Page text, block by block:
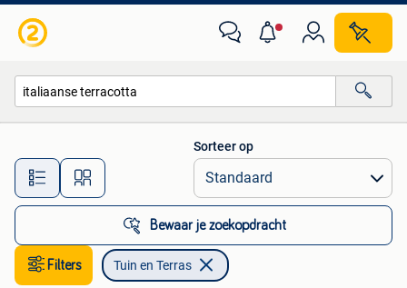
Alle afstanden…
Sorteer op
Bewaar je zoekopdracht
Filters Tuin en Terras